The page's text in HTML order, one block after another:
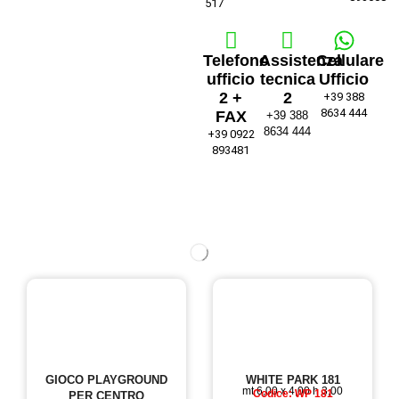
517
Telefono
ufficio
2 +
FAX
+39 0922
893481
Assistenza
tecnica
2
+39 388
8634 444
Cellulare
Ufficio
+39 388
8634 444
GIOCO PLAYGROUND
PER CENTRO
WHITE PARK 181
mt 6,00 x 4,00 h 3,00
Codice: WP 181